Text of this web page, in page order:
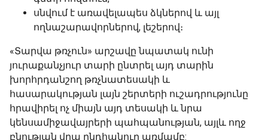
սնվում է առավելապես ձկներով և այլ
ողնաշարավորներով, լեշերով։
«Տարվա թռչուն» արշավը նպատակ ունի
յուրաքանչյուր տարի ընտրել այդ տարին
խորհրդանշող թռչնատեսակի և
հասարակության լայն շերտերի ուշադրությունը
հրավիրել ոչ միայն այդ տեսակի և նրա
կենսամիջավայրերի պահպանության, այլև ողջ
բնության վրա ընդհանուր առմամբ: